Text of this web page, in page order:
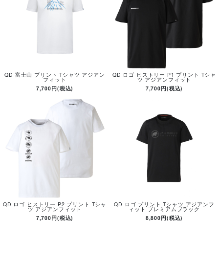
QD 富士山 プリント Tシャツ アジアン
フィット
7,700円(税込)
QD ロゴ ヒストリー P1 プリント Tシャ
ツ アジアンフィット
7,700円(税込)
QD ロゴ ヒストリー P2 プリント Tシャ
ツ アジアンフィット
7,700円(税込)
QD ロゴ プリント Tシャツ アジアンフ
ィット プレミアムブラック
8,800円(税込)